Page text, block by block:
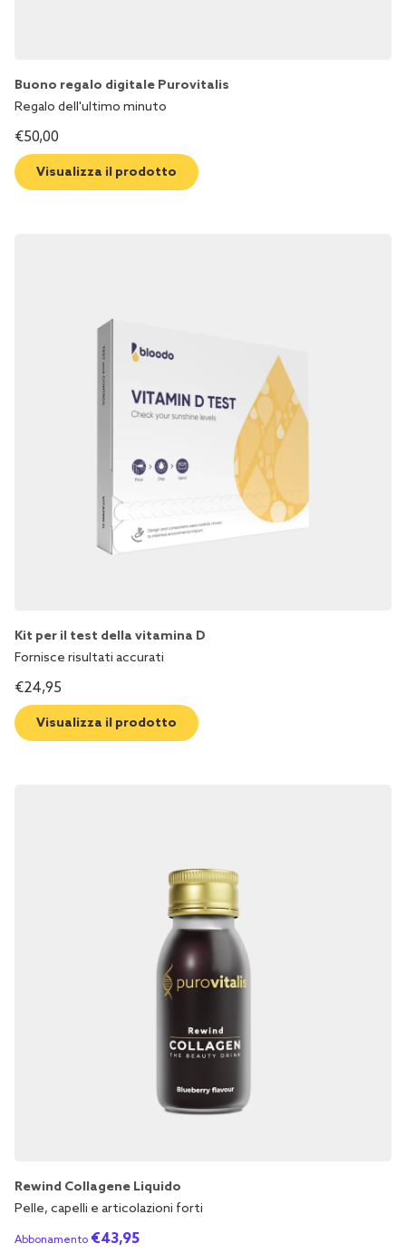
Buono regalo digitale Purovitalis
Regalo dell'ultimo minuto
€50,00
Visualizza il prodotto
Kit per il test della vitamina D
Fornisce risultati accurati
€24,95
Visualizza il prodotto
Rewind Collagene Liquido
Pelle, capelli e articolazioni forti
Abbonamento €43,95